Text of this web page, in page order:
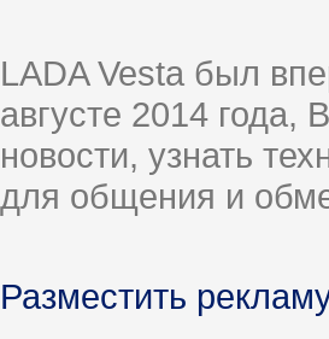
LADA Vesta был
августе 2014
новости, узнать
для общения и
Разместить